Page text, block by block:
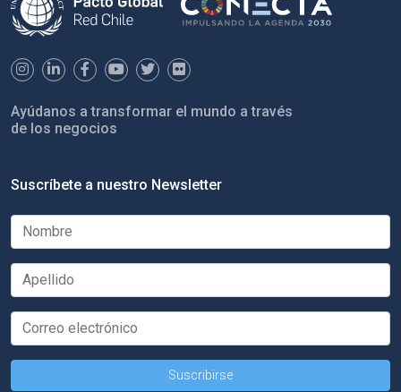
Ayúdanos a transformar el mundo a través
de los negocios
Suscríbete a nuestro Newsletter